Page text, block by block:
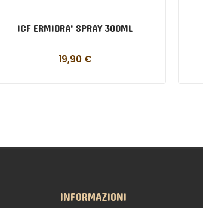
ICF ERMIDRA' SPRAY 300ML
19,90 €
INFORMAZIONI